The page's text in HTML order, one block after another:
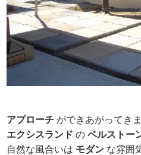
アプローチ ができあがってきま
エクシスランドのベルストー
自然な風合いは モダン な雰囲